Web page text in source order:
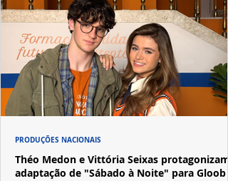
Théo Medon e Vittória Seixas protagonizam
adaptação de "Sábado à Noite" para Gloob e
PRODUÇÕES NACIONAIS